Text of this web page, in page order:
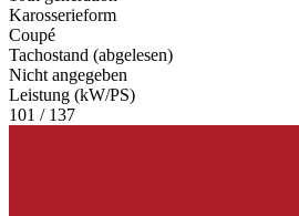
Karosserieform
Coupé
Tachostand (abgelesen)
Nicht angegeben
Leistung (kW/PS)
101 / 137